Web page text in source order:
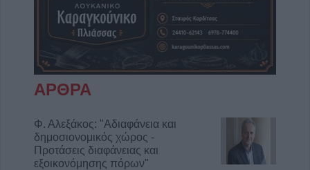
ΑΡΘΡΑ
Φ. Αλεξάκος: "Αδιαφάνεια και
δημοσιονομικός χώρος -
Προτάσεις διαφάνειας και
εξοικονόμησης πόρων"